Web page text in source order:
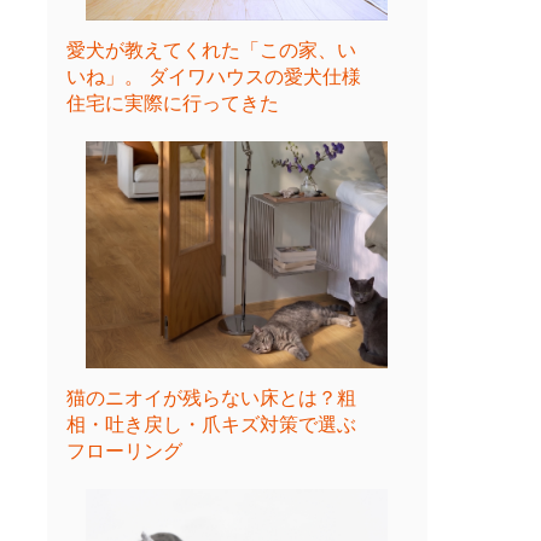
愛犬が教えてくれた「この家、い
いね」。 ダイワハウスの愛犬仕様
住宅に実際に行ってきた
猫のニオイが残らない床とは？粗
相・吐き戻し・爪キズ対策で選ぶ
フローリング